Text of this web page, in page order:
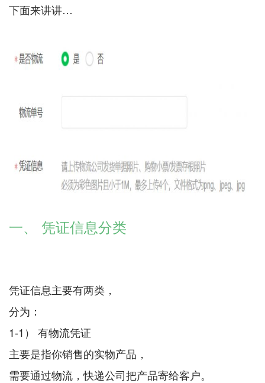
下面来讲讲…
一、 凭证信息分类
凭证信息主要有两类，
分为：
1-1） 有物流凭证
主要是指你销售的实物产品，
需要通过物流，快递公司把产品寄给客户。